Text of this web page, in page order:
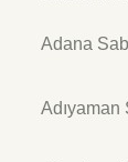
Adana